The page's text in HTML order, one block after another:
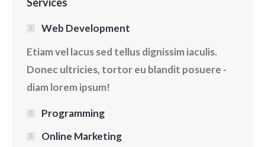
Web Development
Etiam vel lacus sed tellus dignissim iaculis.
Donec ultricies, tortor eu blandit posuere -
diam lorem ipsum!
Programming
Online Marketing